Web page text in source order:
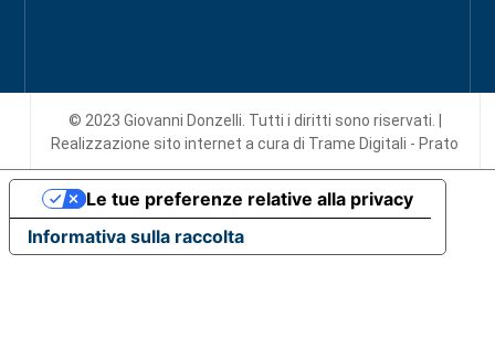
© 2023 Giovanni Donzelli. Tutti i diritti sono riservati. |
Realizzazione sito interneta cura di Trame Digitali - Prato
Informativa sulla raccolta
Le tue preferenze relative alla privacy